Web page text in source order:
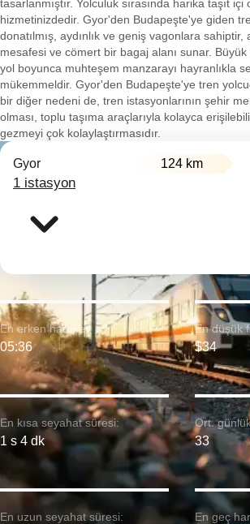
tasarlanmıştır. Yolculuk sırasında harika taşıt
hizmetinizdedir. Gyor'den Budapeşte'ye giden
donatılmış, aydınlık ve geniş vagonlara sahiptir,
mesafesi ve cömert bir bagaj alanı sunar.
yol boyunca muhteşem manzarayı hayranlıkla
mükemmeldir. Gyor'den Budapeşte'ye tren
bir diğer nedeni de, tren istasyonlarının şehir
olması, toplu taşıma araçlarıyla kolayca
gezmeyi çok kolaylaştırmasıdır.
Gyor 124 km
1 istasyon
En kısa seyahat süresi:
1 s 4 dk
En erken hareket:
05:36
En uzun seyahat süresi:
En düşük
$34
Ort.
33
En geç